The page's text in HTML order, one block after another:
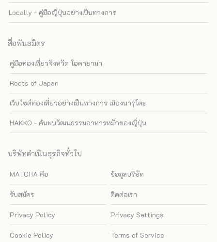
Locally - คู่มือญี่ปุ่นอย่างเป็นทางการ
สื่อพันธมิตร
คู่มือท่องเที่ยวจังหวัด โอคายาม่า
Roots of Japan
เว็บไซต์ท่องเที่ยวอย่างเป็นทางการ เมืองนารุโตะ
HAKKO - ค้นพบวัฒนธรรมอาหารหมักของญี่ปุ่น
บริษัทดำเนินธุรกิจทั่วไป
MATCHA คือ ข้อมูลบริษัท
รับสมัคร ติดต่อเรา
Privacy Policy Privacy Settings
Cookie Policy Terms of Service